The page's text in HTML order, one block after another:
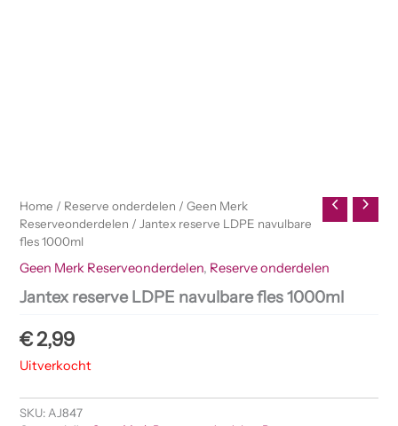
Home / Reserve onderdelen /Geen Merk
Reserveonderdelen / Jantex reserve LDPE navulbare
fles 1000ml
Geen Merk Reserveonderdelen, Reserve onderdelen
Jantex reserve LDPE navulbare fles 1000ml
€2,99
Uitverkocht
SKU: AJ847